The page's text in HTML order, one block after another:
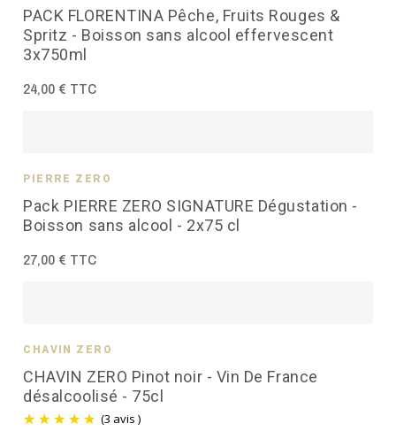
PACK FLORENTINA Pêche, Fruits Rouges &
Spritz - Boisson sans alcool effervescent
3x750ml
24,00 € TTC
Pack PIERRE ZERO SIGNATURE Dégustation -
Boisson sans alcool - 2x75 cl
PIERRE ZÉRO
27,00 € TTC
CHAVIN ZERO Pinot noir - Vin De France
désalcoolisé - 75cl
(3 avis )
CHAVIN ZÉRO